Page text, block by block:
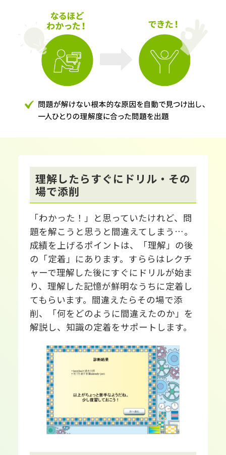
理解したらすぐにドリル・その
場で添削
「わかった！」と思っていたけれど、問
題を解こうと思うと間違えてしまう…。
成績を上げるポイントは、「理解」の後
の「定着」にあります。すららはレクチ
ャーで理解した後にすぐにドリルが始ま
り、理解した記憶が鮮明なうちに定着し
てもらいます。間違えたらその場で添
削、「何をどのように間違えたのか」を
解説し、知識の定着をサポートします。